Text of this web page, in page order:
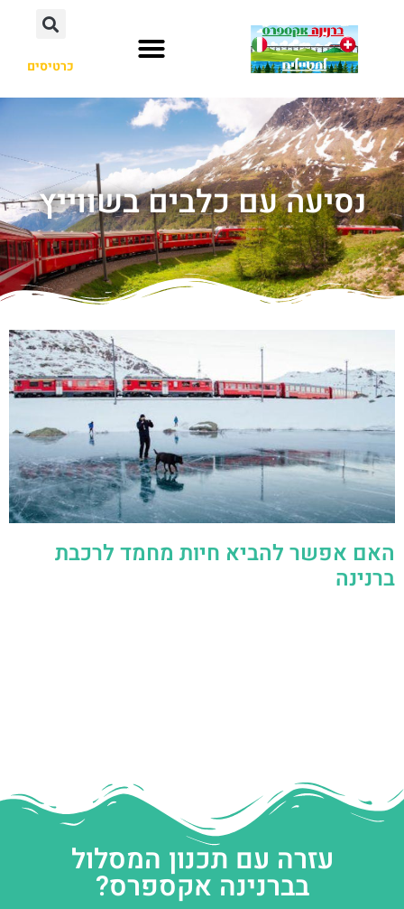
כרטיסים
נסיעה עם כלבים בשווייץ
האם אפשר להביא חיות מחמד לרכבת
ברנינה
עזרה עם תכנון המסלול
בברנינה אקספרס?